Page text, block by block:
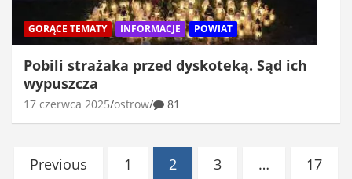
GORĄCE TEMATY INFORMACJE POWIAT
Pobili strażaka przed dyskoteką. Sąd ich
wypuszcza
17 czerwca 2025 ostrow 81
Stronicowanie
Previous 1 2 3 …
17